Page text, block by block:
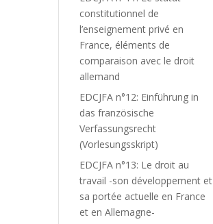
constitutionnel de
l’enseignement privé en
France, éléments de
comparaison avec le droit
allemand
EDCJFA n°12: Einführung in
das französische
Verfassungsrecht
(Vorlesungsskript)
EDCJFA n°13: Le droit au
travail -son développement et
sa portée actuelle en France
et en Allemagne-